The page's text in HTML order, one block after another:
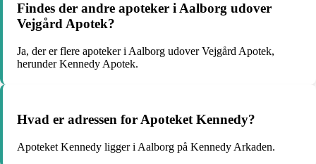
Findes der andre apoteker i Aalborg udover
Vejgård Apotek?
Ja, der er flere apoteker i Aalborg udover Vejgård Apotek,
herunder Kennedy Apotek.
Hvad er adressen for Apoteket Kennedy?
Apoteket Kennedy ligger i Aalborg på Kennedy Arkaden.